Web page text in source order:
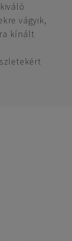
vágyik,
kínált